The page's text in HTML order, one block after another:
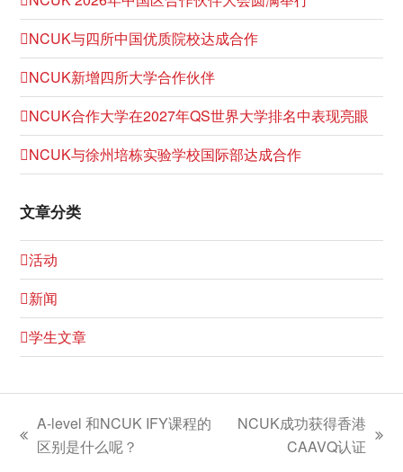
NCUK与四所中国优质院校达成合作
NCUK新增四所大学合作伙伴
NCUK合作大学在2027年QS世界大学排名中表现亮眼
NCUK与徐州培栋实验学校国际部达成合作
文章分类
活动
新闻
学生文章
上
A-level 和NCUK IFY课程的
区别是什么呢？
NCUK成功获得香港
CAAVQ认证